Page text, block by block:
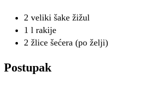
2 veliki šake žižul
1 l rakije
2 žlice šećera (po želji)
Postupak